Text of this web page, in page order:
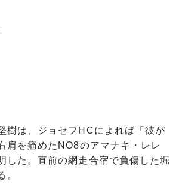
は、ジョセフHCによれば「彼が
肩を痛めたNO8のアマナキ・レレ
した。直前の網走合宿で負傷した堀
。